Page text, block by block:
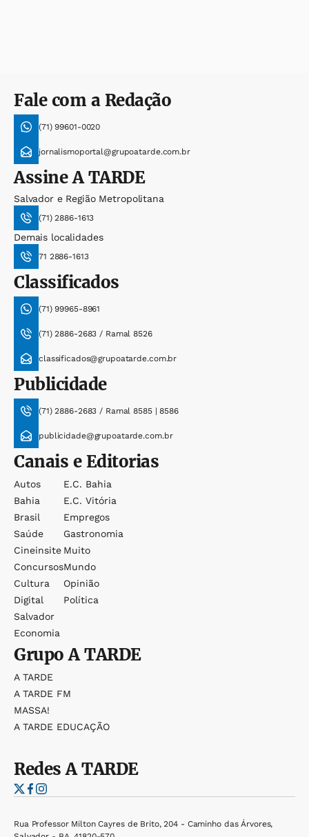
Fale com a Redação
(71) 99601-0020
jornalismoportal@grupoatarde.com.br
AssineA TARDE
Salvador e Região Metropolitana
(71) 2886-1613
Demais localidades
71 2886-1613
Classificados
(71) 99965-8961
(71) 2886-2683 / Ramal 8526
classificados@grupoatarde.com.br
Publicidade
(71) 2886-2683 / Ramal 8585 | 8586
publicidade@grupoatarde.com.br
Canais e Editorias
Autos
Bahia
Brasil
Saúde
Cineinsite
Concursos
Cultura
Digital
Salvador
Economia
E.c. Bahia
E.c. Vitória
Empregos
Gastronomia
Muito
Mundo
Opinião
Política
GrupoA TARDE
A TARDE
A TARDE FM
MASSA!
A TARDE EDUCAÇÃO
RedesA TARDE
Rua Professor Milton Cayres de Brito, 204 - Caminho das Árvores,